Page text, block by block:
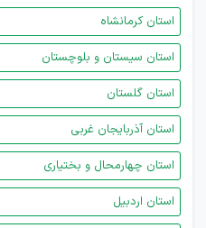
استان کرمانشاه
استان سیستان و بلوچستان
استان گلستان
استان آذربایجان غربی
استان چهارمحال و بختیاری
استان اردبیل